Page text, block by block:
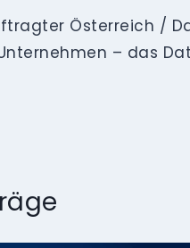
Österreich /
– das